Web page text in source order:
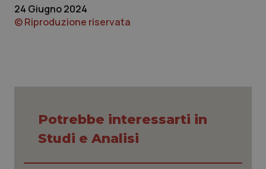
24 Giugno 2024
© Riproduzione riservata
Potrebbe interessarti in
Studi e Analisi